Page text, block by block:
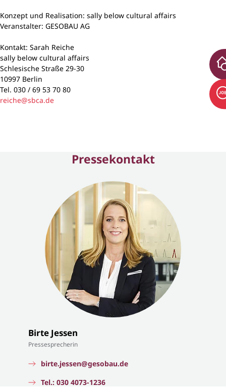
Konzept und Realisation: sally below cultural affairs
Veranstalter: GESOBAU AG
Kontakt: Sarah Reiche
sally below cultural affairs
Schlesische Straße 29-30
10997 Berlin
Tel. 030 / 69 53 70 80
reiche@sbca.de
Pressekontakt
Birte Jessen
Pressesprecherin
birte.jessen@gesobau.de
Tel.: 030 4073-1236